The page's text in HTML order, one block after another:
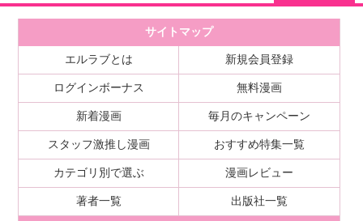
サイトマップ
エルラブとは 新規会員登録
ログインボーナス 無料漫画
新着漫画 毎月のキャンペーン
スタッフ激推し漫画 おすすめ特集一覧
カテゴリ別で選ぶ 漫画レビュー
著者一覧 出版社一覧